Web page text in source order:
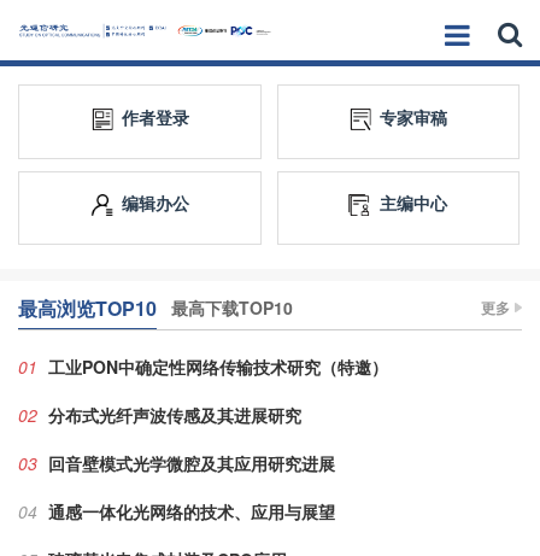
作者登录 专家审稿
编辑办公 主编中心
最高浏览TOP10 最高下载TOP10
01 工业PON中确定性网络传输技术研究（特邀）
02 分布式光纤声波传感及其进展研究
03 回音壁模式光学微腔及其应用研究进展
04 通感一体化光网络的技术、应用与展望
更多